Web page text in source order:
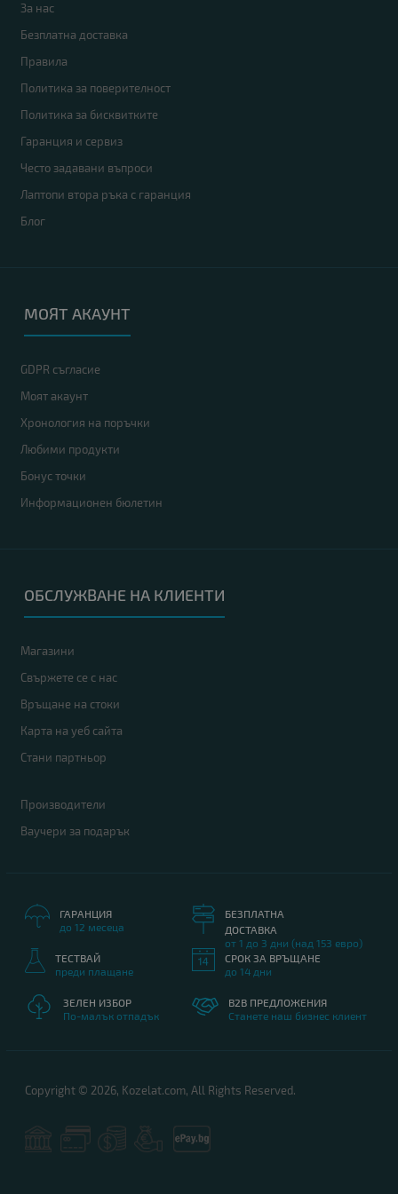
За нас
Безплатна доставка
Правила
Политика за поверителност
Политика за бисквитките
Гаранция и сервиз
Често задавани въпроси
Лаптопи втора ръка с гаранция
Блог
МОЯТ АКАУНТ
GDPR съгласие
Моят акаунт
Хронология на поръчки
Любими продукти
Бонус точки
Информационен бюлетин
ОБСЛУЖВАНЕ НА КЛИЕНТИ
Магазини
Свържете се с нас
Връщане на стоки
Карта на уеб сайта
Стани партньор
Производители
Ваучери за подарък
ГАРАНЦИЯ
до 12 месеца
БЕЗПЛАТНА
ДОСТАВКА
от 1 до 3 дни (над 153 евро)
ТЕСТВАЙ
преди плащане
СРОК ЗА ВРЪЩАНЕ
до 14 дни
ЗЕЛЕН ИЗБОР
По-малък отпадък
B2B ПРЕДЛОЖЕНИЯ
Станете наш бизнес клиент
Copyright © 2026, Kozelat.com, All Rights Reserved.